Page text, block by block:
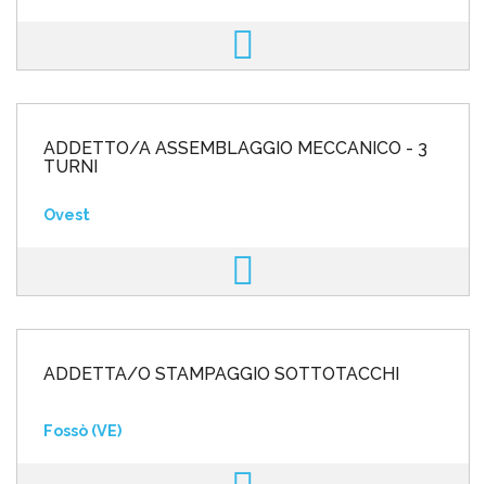
ADDETTO/A ASSEMBLAGGIO MECCANICO - 3
TURNI
Ovest
ADDETTA/O STAMPAGGIO SOTTOTACCHI
Fossò (VE)